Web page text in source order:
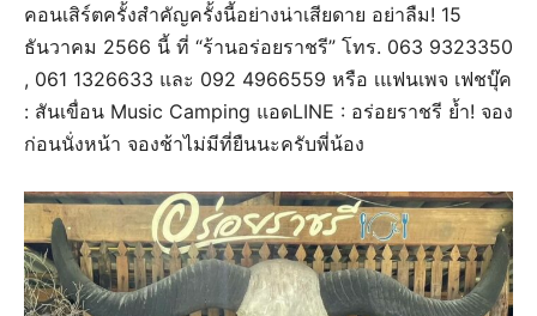
คอนเสิร์ตครั้งสำคัญครั้งนี้อย่างน่าเสียดาย อย่าลืม! 15
ธันวาคม 2566 นี้ ที่ “ร้านอร่อยราชรี” โทร. 063 9323350
, 061 1326633 และ 092 4966559 หรือ เแฟนเพจ เฟชบุ๊ค
: สันเขื่อน Music Camping แอดLINE : อร่อยราชรี ย้ำ! จอง
ก่อนนั่งหน้า จองช้าไม่มีที่ยืนนะครับพี่น้อง